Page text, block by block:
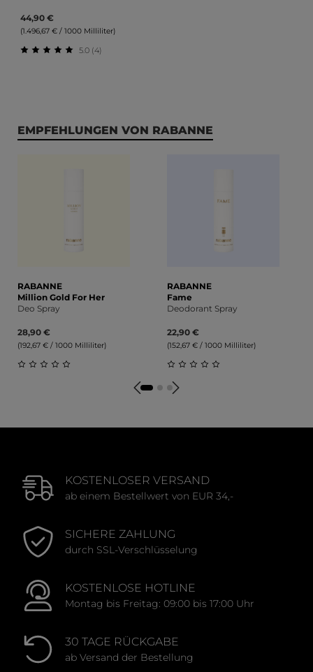
44,90 €
(1.496,67 € / 1000 Milliliter)
5.0 (4)
Produktgalerie überspringen
EMPFEHLUNGEN VON RABANNE
RABANNE
Million Gold For Her
Deo Spray
28,90 €
(192,67 € / 1000 Milliliter)
Durchschnittliche Bewertung von 0 von 5 Sternen
RABANNE
Fame
Deodorant Spray
22,90 €
(152,67 € / 1000 Milliliter)
Durchschnittliche
KOSTENLOSER VERSAND
ab einem Bestellwert von EUR 34,-
SICHERE ZAHLUNG
durch SSL-Verschlüsselung
KOSTENLOSE HOTLINE
Montag bis Freitag: 09:00 bis 17:00 Uhr
30 TAGE RÜCKGABE
ab Versand der Bestellung